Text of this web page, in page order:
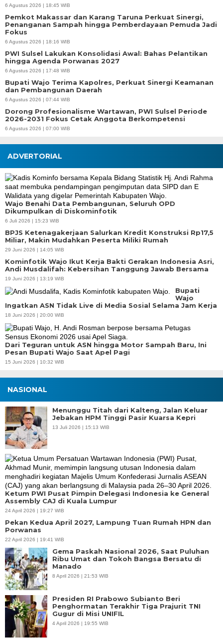
6 Agustus 2026 | 18:45 WIB
Pemkot Makassar dan Karang Taruna Perkuat Sinergi,
Penanganan Sampah hingga Pemberdayaan Pemuda Jadi
Fokus
6 Agustus 2026 | 18:16 WIB
PWI Sulsel Lakukan Konsolidasi Awal: Bahas Pelantikan
hingga Agenda Porwanas 2027
6 Agustus 2026 | 17:48 WIB
Bupati Wajo Terima Kapolres, Perkuat Sinergi Keamanan
dan Pembangunan Daerah
6 Agustus 2026 | 07:44 WIB
Dorong Profesionalisme Wartawan, PWI Sulsel Periode
2026-2031 Fokus Cetak Anggota Berkompetensi
6 Agustus 2026 | 07:00 WIB
ADVERTORIAL
Wajo Benahi Data Pembangunan, Seluruh OPD
Dikumpulkan di Diskominfotik
6 Juli 2026 | 15:23 WIB
BPJS Ketenagakerjaan Salurkan Kredit Konstruksi Rp17,5
Miliar, Makin Mudahkan Peserta Miliki Rumah
29 Juni 2026 | 14:05 WIB
Kominfotik Wajo Ikut Kerja Bakti Gerakan Indonesia Asri,
Andi Musdalifah: Kebersihan Tanggung Jawab Bersama
19 Juni 2026 | 13:19 WIB
Bupati
Wajo
Ingatkan ASN Tidak Live di Media Sosial Selama Jam Kerja
18 Juni 2026 | 20:00 WIB
Dari Teguran untuk ASN hingga Motor Sampah Baru, Ini
Pesan Bupati Wajo Saat Apel Pagi
15 Juni 2026 | 10:32 WIB
NASIONAL
Menunggu Titah dari Kalteng, Jalan Keluar
Jebakan HPM Tinggi Pasir Kuarsa Kepri
13 Juli 2026 | 15:13 WIB
Ketum PWI Pusat Pimpin Delegasi Indonesia ke General
Assembly CAJ di Kuala Lumpur
24 April 2026 | 19:27 WIB
Pekan Kedua April 2027, Lampung Tuan Rumah HPN dan
Porwanas
22 April 2026 | 19:41 WIB
Gema Paskah Nasional 2026, Saat Puluhan
Ribu Umat dan Tokoh Bangsa Bersatu di
Manado
8 April 2026 | 21:53 WIB
Presiden RI Prabowo Subianto Beri
Penghormatan Terakhir Tiga Prajurit TNI
Gugur di Misi UNIFIL
4 April 2026 | 19:55 WIB